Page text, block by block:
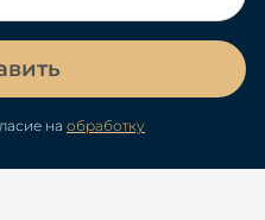
на обработку